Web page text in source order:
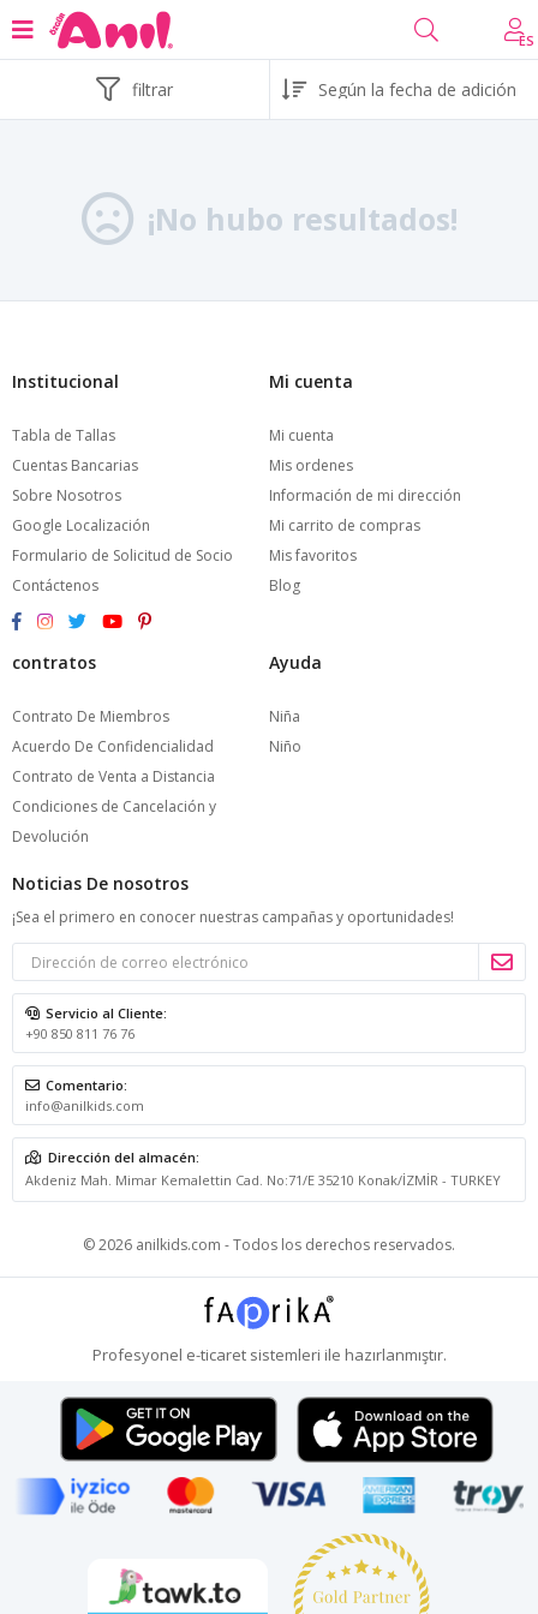
ES
filtrar
¡No hubo resultados!
Institucional
Tabla de Tallas
Cuentas Bancarias
Sobre Nosotros
Google Localización
Formulario de Solicitud de Socio
Contáctenos
Mi cuenta
Mi cuenta
Mis ordenes
Información de mi dirección
Mi carrito de compras
Mis favoritos
Blog
contratos
Contrato De Miembros
Acuerdo De Confidencialidad
Contrato de Venta a Distancia
Condiciones de Cancelación y
Devolución
Ayuda
Niña
Niño
Noticias De nosotros
¡Sea el primero en conocer nuestras campañas y oportunidades!
Servicio al Cliente:
+90 850 811 76 76
Comentario:
info@anilkids.com
Dirección del almacén:
Akdeniz Mah. Mimar Kemalettin Cad. No:71/E 35210 Konak/İZMİR - TURKEY
© 2026 anilkids.com - Todos los derechos reservados.
Profesyonel e-ticaretsistemleri ile hazırlanmıştır.